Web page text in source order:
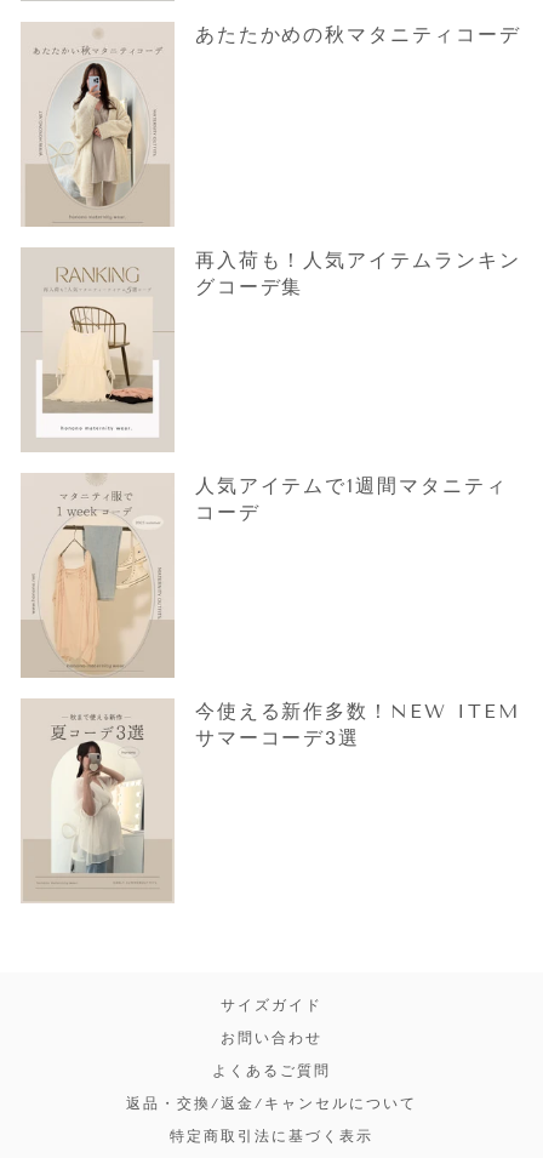
あたたかめの秋マタニティコーデ
再入荷も！人気アイテムランキン
グコーデ集
人気アイテムで1週間マタニティ
コーデ
今使える新作多数！NEW ITEM
サマーコーデ3選
サイズガイド
お問い合わせ
よくあるご質問
返品・交換/返金/キャンセルについて
特定商取引法に基づく表示